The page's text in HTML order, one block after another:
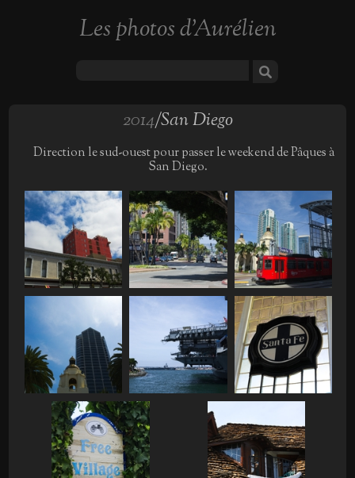
Les photos d'Aurélien
2014/San Diego
Direction le sud-ouest pour passer le weekend de Pâques à
San Diego.